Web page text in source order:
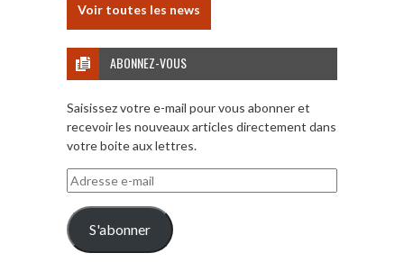
Voir toutes les news
ABONNEZ-VOUS
Saisissez votre e-mail pour vous abonner et
recevoir les nouveaux articles directement dans
votre boite aux lettres.
Adresse
e-
mail
S'abonner